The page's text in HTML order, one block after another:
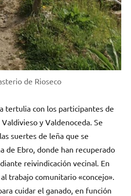
de Rioseco
tertulia con los participantes de
y Valdenoceda. Se
suertes de leña que se
de Ebro, donde han recuperado
reivindicación vecinal. En
trabajo comunitario «concejo».
cuidar el ganado, en función